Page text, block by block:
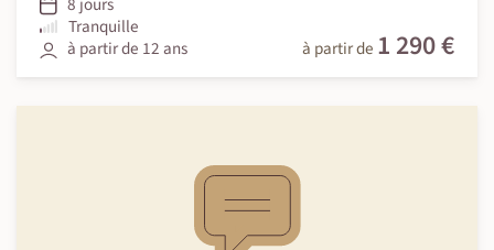
Tranquille
à partir de 12 ans
à partir de 1 290 €